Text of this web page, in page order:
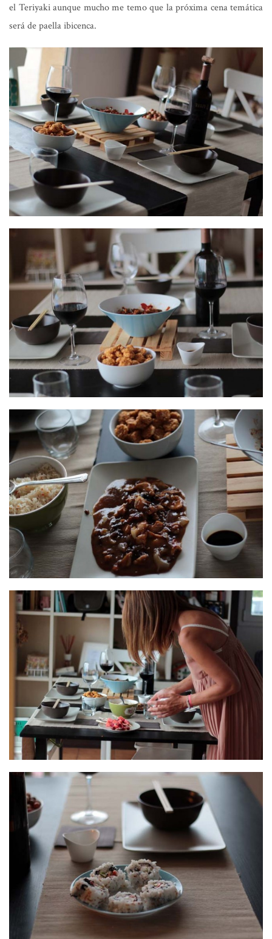
el Teriyaki aunque mucho me temo que la próxima cena temática
será de paella ibicenca.